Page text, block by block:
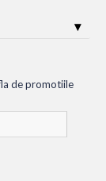
de promotiile